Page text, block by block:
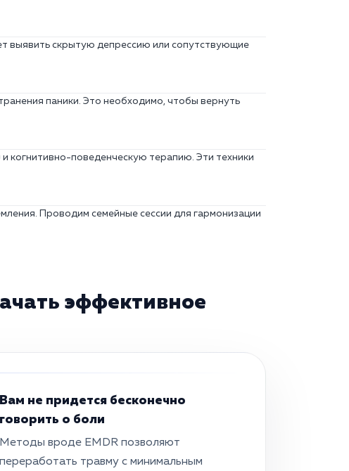
выявить скрытую депрессию или сопутствующие
паники. Это необходимо, чтобы вернуть
когнитивно-поведенческую терапию. Эти техники
Проводим семейные сессии для гармонизации
эффективное
Вам не придется бесконечно
говорить о боли
Методы вроде EMDR позволяют
переработать травму с минимальным